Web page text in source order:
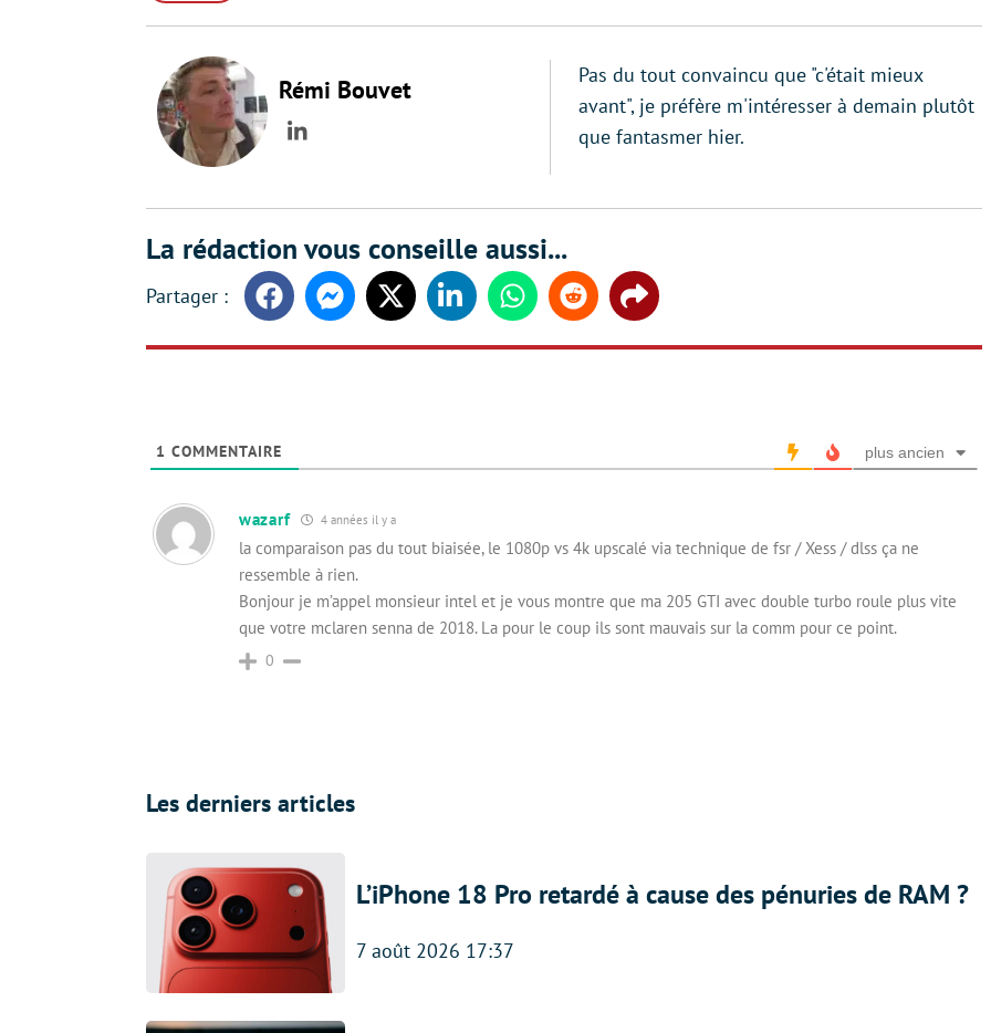
Rémi Bouvet
LinkedIn
Pas du tout convaincu que "c'était mieux
avant", je préfère m'intéresser à demain plutôt
que fantasmer hier.
La rédaction vous conseille aussi...
FacebookMessengerTwitter LinkedinWhatsappReddit Share
1 COMMENTAIRE plus ancien
wazarf 4 années il y a
la comparaison pas du tout biaisée, le 1080p vs 4k upscalé via technique de fsr / Xess / dlss ça ne
ressemble à rien.
Bonjour je m’appel monsieur intel et je vous montre que ma 205 GTI avec double turbo roule plus vite
que votre mclaren senna de 2018. La pour le coup ils sont mauvais sur la comm pour ce point.
0
Les derniers articles
L’iPhone 18 Pro retardé à cause des pénuries de RAM ?
7 août 2026 17:37